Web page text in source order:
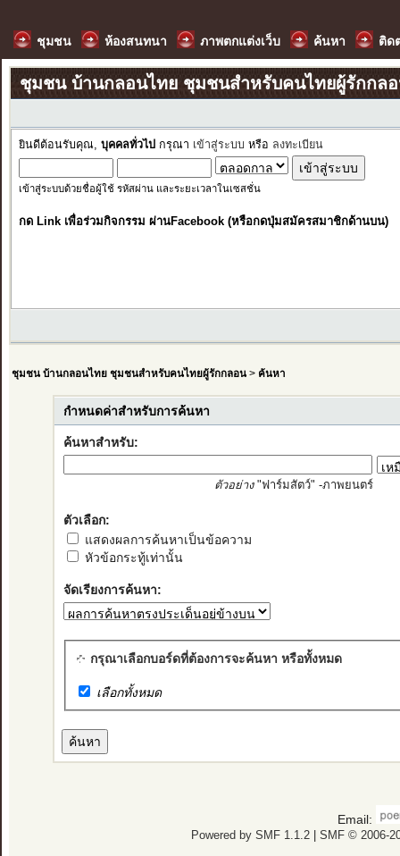
ชุมชน ห้องสนทนา ภาพตกแต่งเว็บ ค้นหา ติด
ชุมชน บ้านกลอนไทย ชุมชนสำหรับคนไทยผู้รักกล
ยินดีต้อนรับคุณ, บุคคลทั่วไป กรุณา เข้าสู่ระบบ หรือ ลงทะเบียน
เข้าสู่ระบบด้วยชื่อผู้ใช้ รหัสผ่าน และระยะเวลาในเซสชั่น
กด Link เพื่อร่วมกิจกรรม ผ่านFacebook (หรือกดปุ่มสมัครสมาชิกด้านบน)
ชุมชน บ้านกลอนไทย ชุมชนสำหรับคนไทยผู้รักกลอน> ค้นหา
กำหนดค่าสำหรับการค้นหา
ค้นหาสำหรับ:
ตัวอย่าง"ฟาร์มสัตว์" -ภาพยนตร์
ตัวเลือก:
แสดงผลการค้นหาเป็นข้อความ
หัวข้อกระทู้เท่านั้น
จัดเรียงการค้นหา:
กรุณาเลือกบอร์ดที่ต้องการจะค้นหา หรือทั้งหมด
เลือกทั้งหมด
Email:
Powered by SMF 1.1.2| SMF © 2006-